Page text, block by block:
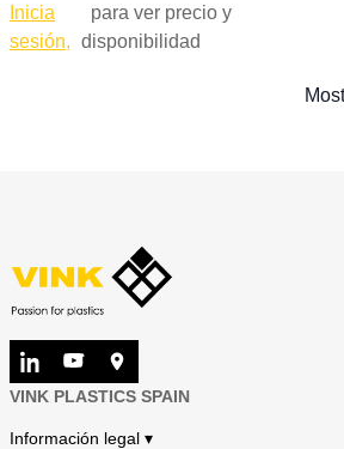
Inicia
sesión,
para ver precio y
disponibilidad
VINK PLASTICS SPAIN
Información legal ▾